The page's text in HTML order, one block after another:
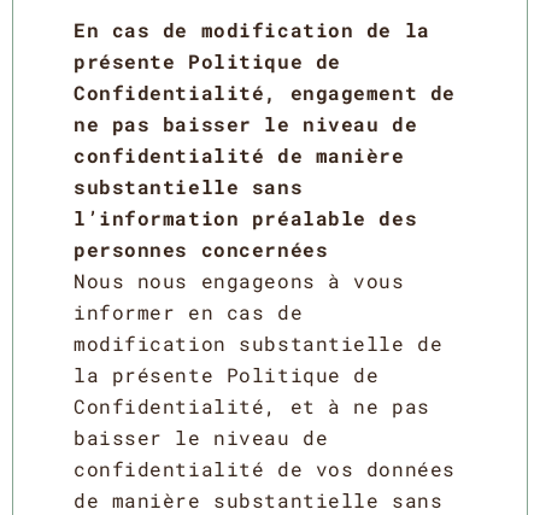
En cas de modification de la
présente Politique de
Confidentialité, engagement de
ne pas baisser le niveau de
confidentialité de manière
substantielle sans
l’information préalable des
personnes concernées
Nous nous engageons à vous
informer en cas de
modification substantielle de
la présente Politique de
Confidentialité, et à ne pas
baisser le niveau de
confidentialité de vos données
de manière substantielle sans